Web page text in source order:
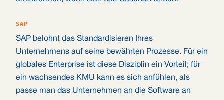
SAP
SAP belohnt das Standardisieren Ihres
Unternehmens auf seine bewährten Prozesse. Für ein
globales Enterprise ist diese Disziplin ein Vorteil; für
ein wachsendes KMU kann es sich anfühlen, als
passe man das Unternehmen an die Software an